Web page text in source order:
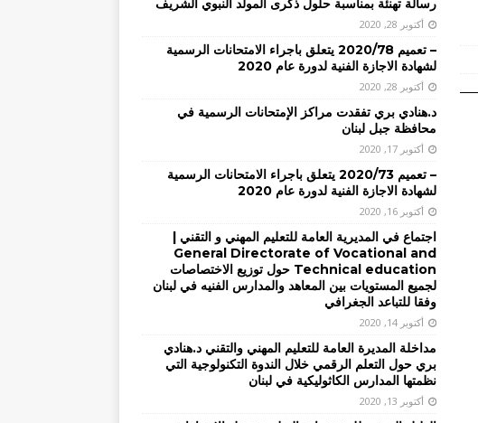
رسالة تهنئة بمناسبة حلول ذكرى المولد النبوي الشريف
أكتوبر 28, 2020
– تعميم 2020/78 يتعلق باجراء الامتحانات الرسمية
لشهادة الاجازة الفنية لدورة عام 2020
أكتوبر 28, 2020
د.هنادي بري تفقدت مراكز الإمتحانات الرسمية في
محافظة جبل لبنان
أكتوبر 17, 2020
– تعميم 2020/73 يتعلق باجراء الامتحانات الرسمية
لشهادة الاجازة الفنية لدورة عام 2020
أكتوبر 16, 2020
اجتماع في المديرية العامة للتعليم المهني و التقني |
General Directorate of Vocational and
Technical education حول توزيع الاختصاصات
لجميع المستويات بين المعاهد والمدارس الفنيه في لبنان
وفقا للتباعد الجغرافي
أكتوبر 14, 2020
مداخلة المديرة العامة للتعليم المهني والتقني د.هنادي
بري حول التعلم الرقمي خلال الندوة التكنولوجية التي
نظمتها المدارس الكاثوليكية في لبنان
أكتوبر 13, 2020